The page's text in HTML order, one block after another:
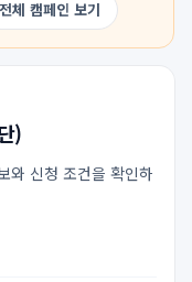
전체 캠페인 보기
)
와 신청 조건을 확인하